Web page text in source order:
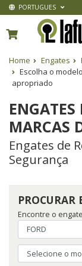
PORTUGUES
Home Engates
Escolha o
apropriado
MARCAS
Engates de
Segurança
PROCURAR
Encontre o